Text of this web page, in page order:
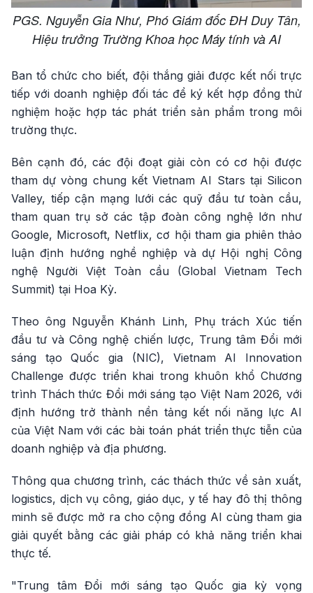
PGS. Nguyễn Gia Như, Phó Giám đốc ĐH Duy Tân,
Hiệu trưởng Trường Khoa học Máy tính và AI
Ban tổ chức cho biết, đội thắng giải được kết nối trực
tiếp với doanh nghiệp đối tác để ký kết hợp đồng thử
nghiệm hoặc hợp tác phát triển sản phẩm trong môi
trường thực.
Bên cạnh đó, các đội đoạt giải còn có cơ hội được
tham dự vòng chung kết Vietnam AI Stars tại Silicon
Valley, tiếp cận mạng lưới các quỹ đầu tư toàn cầu,
tham quan trụ sở các tập đoàn công nghệ lớn như
Google, Microsoft, Netflix, cơ hội tham gia phiên thảo
luận định hướng nghề nghiệp và dự Hội nghị Công
nghệ Người Việt Toàn cầu (Global Vietnam Tech
Summit) tại Hoa Kỳ.
Theo ông Nguyễn Khánh Linh, Phụ trách Xúc tiến
đầu tư và Công nghệ chiến lược, Trung tâm Đổi mới
sáng tạo Quốc gia (NIC), Vietnam AI Innovation
Challenge được triển khai trong khuôn khổ Chương
trình Thách thức Đổi mới sáng tạo Việt Nam 2026, với
định hướng trở thành nền tảng kết nối năng lực AI
của Việt Nam với các bài toán phát triển thực tiễn của
doanh nghiệp và địa phương.
Thông qua chương trình, các thách thức về sản xuất,
logistics, dịch vụ công, giáo dục, y tế hay đô thị thông
minh sẽ được mở ra cho cộng đồng AI cùng tham gia
giải quyết bằng các giải pháp có khả năng triển khai
thực tế.
"Trung tâm Đổi mới sáng tạo Quốc gia kỳ vọng